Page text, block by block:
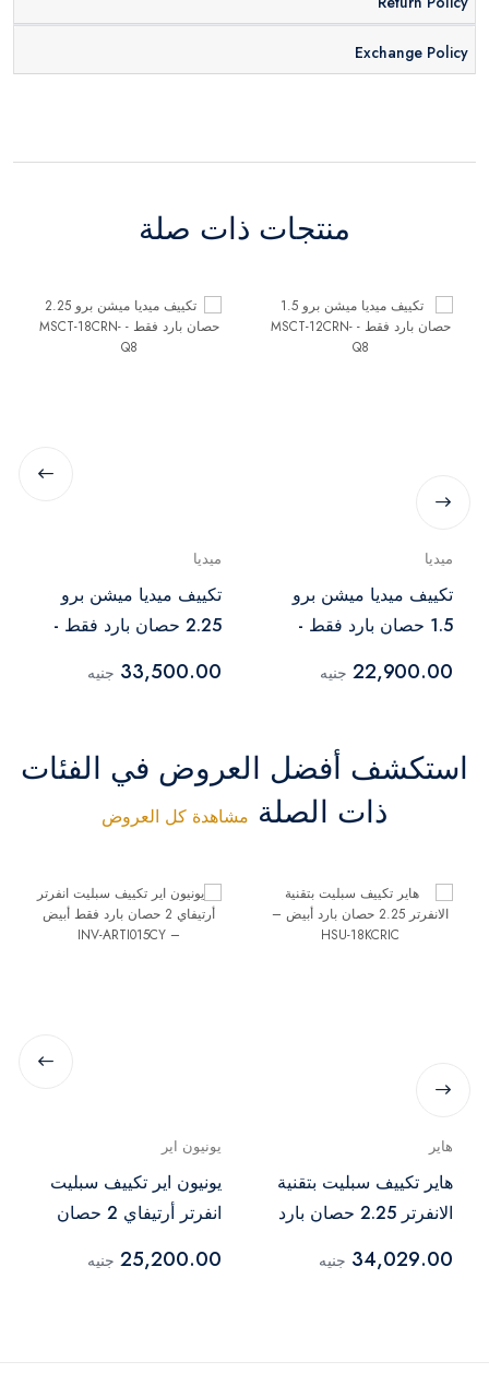
Exchange Policy
منتجات ذات صلة
ميديا
تكييف ميديا ​​ميشن برو
1.5 حصان بارد فقط -
22,900.00 جنيه
ميديا
تكييف ميديا ميشن برو
2.25 حصان بارد فقط -
33,500.00 جنيه
استكشف أفضل العروض في الفئات
ذات الصلة مشاهدة كل العروض
هاير
هاير تكييف سبليت بتقنية
الانفرتر 2.25 حصان بارد
34,029.00 جنيه
يونيون اير
يونيون اير تكييف سبليت
انفرتر أرتيفاي 2 حصان
ARTI015CY
25,200.00 جنيه